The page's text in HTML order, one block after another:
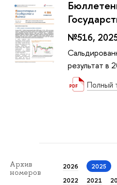
№516,
результат в
Полный
Архив
номеров
2026 2025
2022
2021